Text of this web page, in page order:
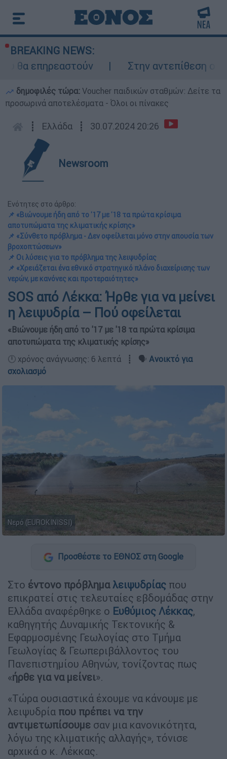
BREAKING NEWS:
Στην αντεπίθεση ο Τραμπ
δημοφιλές τώρα: Voucher παιδικών σταθμών: Δείτε τα
προσωρινά αποτελέσματα - Όλοι οι πίνακες
┋ Ελλάδα ┋ 30.07.2024 20:26
Newsroom
Ενότητες στο άρθρο:
📌 «Βιώνουμε ήδη από το '17 με '18 τα πρώτα κρίσιμα
αποτυπώματα της κλιματικής κρίσης»
📌 «Σύνθετο πρόβλημα - Δεν οφείλεται μόνο στην απουσία των
βροχοπτώσεων»
📌 Οι λύσεις για το πρόβλημα της λειψυδρίας
📌 «Χρειάζεται ένα εθνικό στρατηγικό πλάνο διαχείρισης των
νερών, με κανόνες και προτεραιότητες»
SOS από Λέκκα: Ήρθε για να μείνει
η λειψυδρία – Πού οφείλεται
«Βιώνουμε ήδη από το '17 με '18 τα πρώτα κρίσιμα
αποτυπώματα της κλιματικής κρίσης»
🕛 χρόνος ανάγνωσης: 6 λεπτά ┋ 🗣️ Ανοικτό για
σχολιασμό
Νερό (EUROKINISSI)
Προσθέστε το ΕΘΝΟΣ στη Google
Στο έντονο πρόβλημα λειψυδρίας που
επικρατεί στις τελευταίες εβδομάδας στην
Ελλάδα αναφέρθηκε ο Ευθύμιος Λέκκας,
καθηγητής Δυναμικής Τεκτονικής &
Εφαρμοσμένης Γεωλογίας στο Τμήμα
Γεωλογίας & Γεωπεριβάλλοντος του
Πανεπιστημίου Αθηνών, τονίζοντας πως
«ήρθε για να μείνει».
«Τώρα ουσιαστικά έχουμε να κάνουμε με
λειψυδρία που πρέπει να την
αντιμετωπίσουμε σαν μια κανονικότητα,
λόγω της κλιματικής αλλαγής», τόνισε
αρχικά ο κ. Λέκκας.